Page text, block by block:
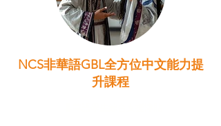
NCS非華語GBL全方位中文能力提
升課程